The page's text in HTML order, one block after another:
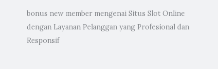
bonus new member mengenai Situs Slot Online
dengan Layanan Pelanggan yang Profesional dan
Responsif